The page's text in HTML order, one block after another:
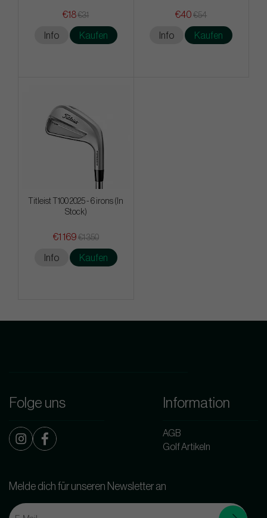
€18€31
Info Kaufen
€40 €54
Info Kaufen
Titleist T100 2025 - 6 irons (In
Stock)
€1 169 €1 350
Info Kaufen
Folge uns Information
AGB
Golf Artikeln
Melde dich für unseren Newsletter an